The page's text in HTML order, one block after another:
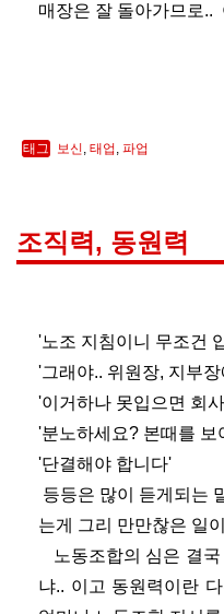
매장은 잘 돌아가므로..
태그 보신,태업 ,파업
조직력, 동원력
'노조 지침이니 무조건
'그래야.. 위원장, 지부
'이거하나 못입으면 회
'분노하세요? 본때를
'단결해야 합니다'
등등은 많이 듣게되는
는게 그리 만만찮은 일
노동조합의 심은 결
냐.. 이고 동원력이란